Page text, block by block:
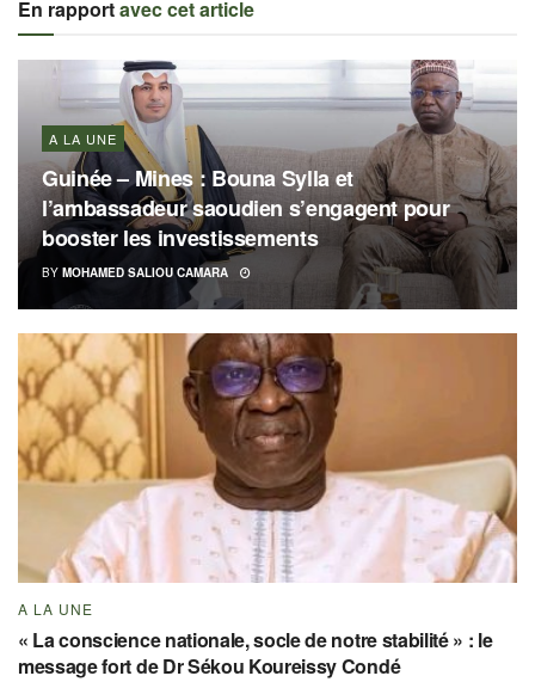
En rapportavec cet article
A LA UNE
Guinée – Mines : Bouna Sylla et
l’ambassadeur saoudien s’engagent pour
booster les investissements
BY MOHAMED SALIOU CAMARA
A LA UNE
« La conscience nationale, socle de notre stabilité » : le
message fort de Dr Sékou Koureissy Condé